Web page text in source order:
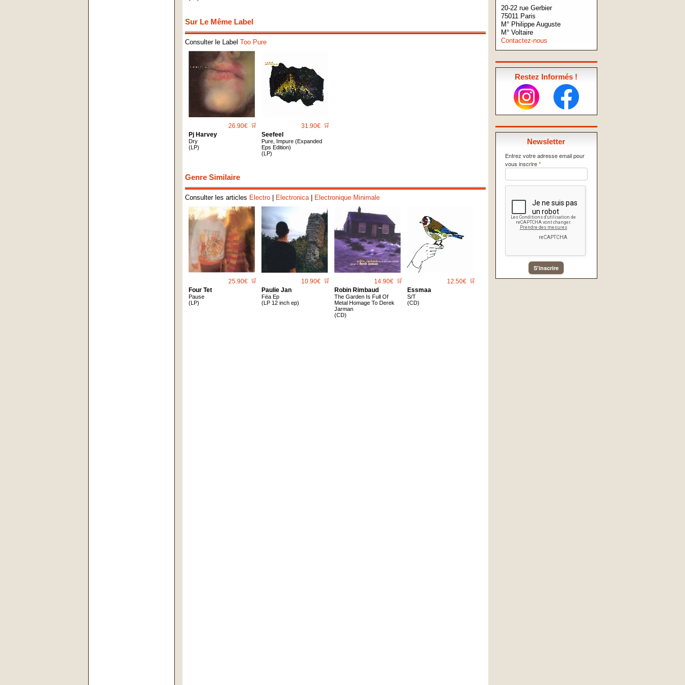
20-22 rue Gerbier
75011 Paris
M° Philippe Auguste
M° Voltaire
Contactez-nous
Restez Informés !
Newsletter
Entrez votre adresse email pour
vous inscrire*
S'inscrire
Sur Le Même Label
Consulter le Label Too Pure
26.90€ 🛒
Pj Harvey
Dry
(LP)
31.90€ 🛒
Seefeel
Pure, Impure (Expanded
Eps Edition)
(LP)
Genre Similaire
Consulter les articles Electro| Electronica| Electronique Minimale
25.90€ 🛒
Four Tet
Pause
(LP)
10.90€ 🛒
Paulie Jan
Fëa Ep
(LP 12 inch ep)
14.90€ 🛒
Robin Rimbaud
The Garden Is Full Of
Metal Homage To Derek
Jarman
(CD)
12.50€ 🛒
Essmaa
S/T
(CD)